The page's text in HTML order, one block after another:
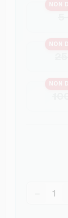
NON
NON
NON